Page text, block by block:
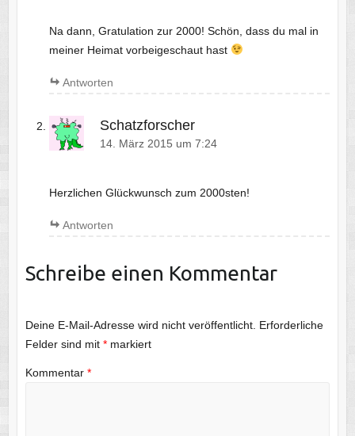
Na dann, Gratulation zur 2000! Schön, dass du mal in
meiner Heimat vorbeigeschaut hast
Antworten
Schatzforscher
14. März 2015 um 7:24
Herzlichen Glückwunsch zum 2000sten!
Antworten
Schreibe einen Kommentar
Deine E-Mail-Adresse wird nicht veröffentlicht. Erforderliche
Felder sind mit *markiert
Kommentar *